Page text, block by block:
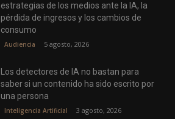
estrategias de los medios ante la IA, la
pérdida de ingresos y los cambios de
consumo
Audiencia 5 agosto, 2026
Los detectores de IA no bastan para
saber si un contenido ha sido escrito por
una persona
Inteligencia Artificial 3 agosto, 2026